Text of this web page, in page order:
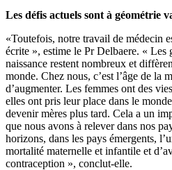
Les défis actuels sont à géométrie
«Toutefois, notre travail de médecin
écrite », estime le Pr Delbaere. « Les
naissance restent nombreux et
monde. Chez nous, c’est l’âge de la
d’augmenter. Les femmes ont des
elles ont pris leur place dans le
devenir mères plus tard. Cela a un
que nous avons à relever dans nos
horizons, dans les pays émergents,
mortalité maternelle et infantile et
contraception », conclut-elle.